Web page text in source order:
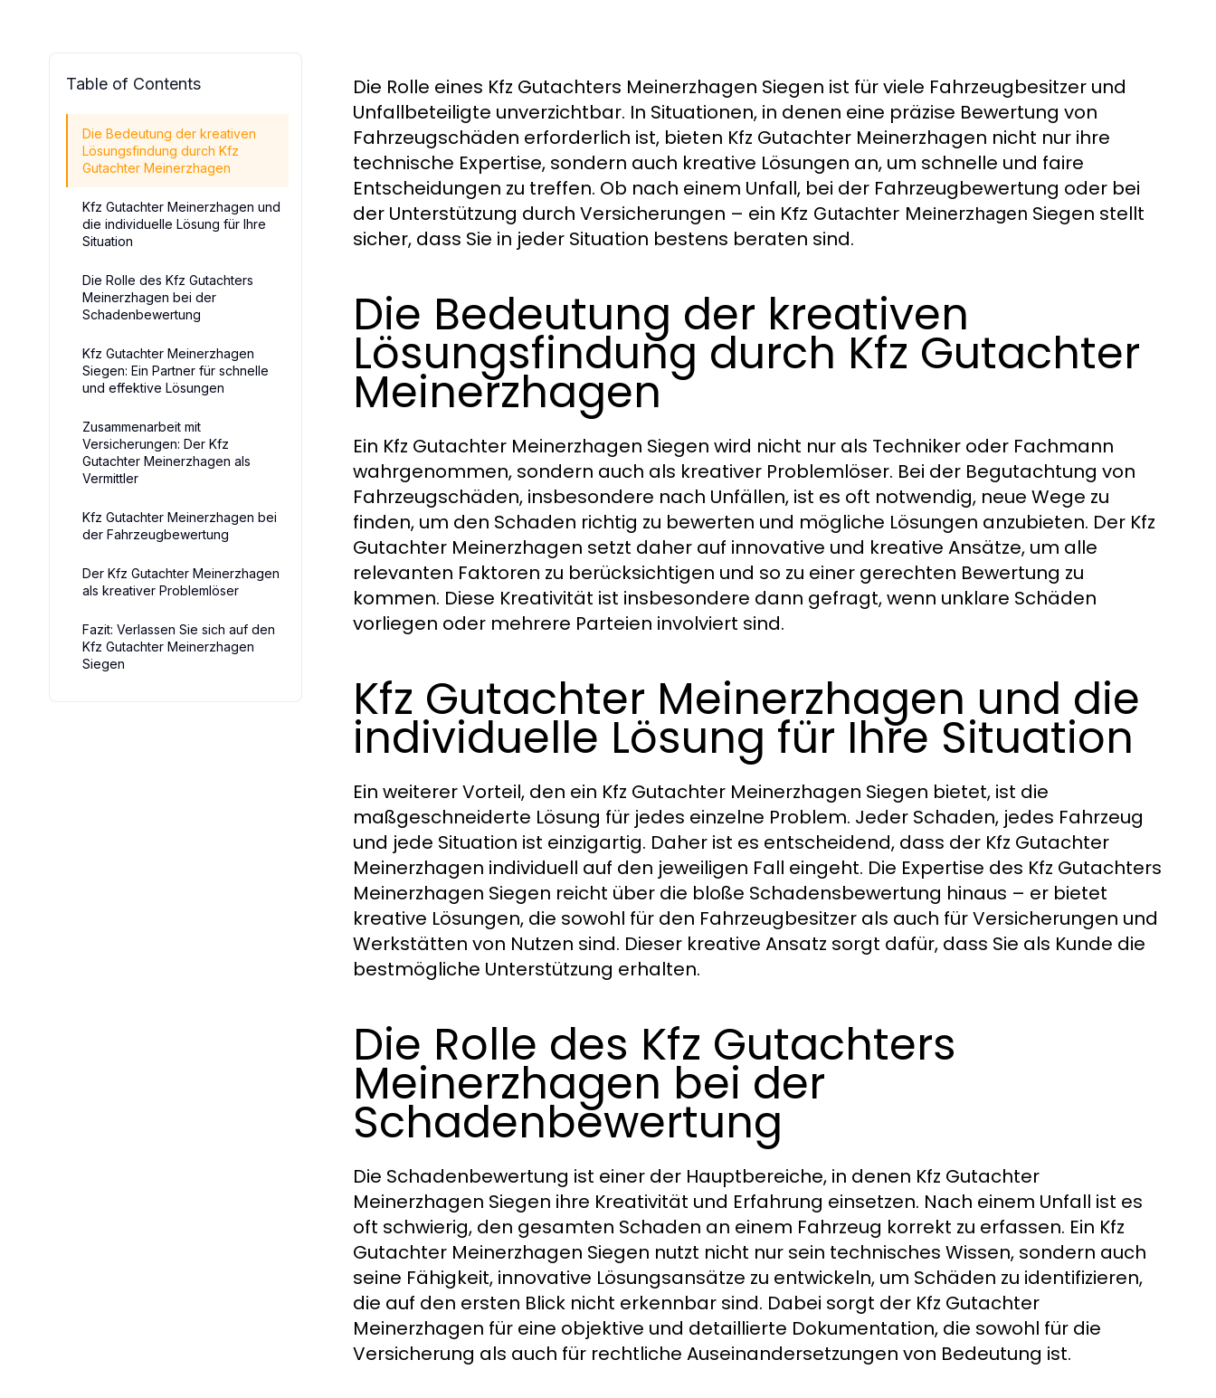
Table of Contents
Die Bedeutung der kreativen
Lösungsfindung durch Kfz
Gutachter Meinerzhagen
Kfz Gutachter Meinerzhagen und
die individuelle Lösung für Ihre
Situation
Die Rolle des Kfz Gutachters
Meinerzhagen bei der
Schadenbewertung
Kfz Gutachter Meinerzhagen
Siegen: Ein Partner für schnelle
und effektive Lösungen
Zusammenarbeit mit
Versicherungen: Der Kfz
Gutachter Meinerzhagen als
Vermittler
Kfz Gutachter Meinerzhagen bei
der Fahrzeugbewertung
Der Kfz Gutachter Meinerzhagen
als kreativer Problemlöser
Fazit: Verlassen Sie sich auf den
Kfz Gutachter Meinerzhagen
Siegen
Die Rolle eines Kfz Gutachters Meinerzhagen Siegen ist für viele Fahrzeugbesitzer und
Unfallbeteiligte unverzichtbar. In Situationen, in denen eine präzise Bewertung von
Fahrzeugschäden erforderlich ist, bieten Kfz Gutachter Meinerzhagen nicht nur ihre
technische Expertise, sondern auch kreative Lösungen an, um schnelle und faire
Entscheidungen zu treffen. Ob nach einem Unfall, bei der Fahrzeugbewertung oder bei
der Unterstützung durch Versicherungen – ein Kfz Gutachter Meinerzhagen Siegen stellt
sicher, dass Sie in jeder Situation bestens beraten sind.
Die Bedeutung der kreativen
Lösungsfindung durch Kfz Gutachter
Meinerzhagen
Ein Kfz Gutachter Meinerzhagen Siegen wird nicht nur als Techniker oder Fachmann
wahrgenommen, sondern auch als kreativer Problemlöser. Bei der Begutachtung von
Fahrzeugschäden, insbesondere nach Unfällen, ist es oft notwendig, neue Wege zu
finden, um den Schaden richtig zu bewerten und mögliche Lösungen anzubieten. Der Kfz
Gutachter Meinerzhagen setzt daher auf innovative und kreative Ansätze, um alle
relevanten Faktoren zu berücksichtigen und so zu einer gerechten Bewertung zu
kommen. Diese Kreativität ist insbesondere dann gefragt, wenn unklare Schäden
vorliegen oder mehrere Parteien involviert sind.
Kfz Gutachter Meinerzhagen und die
individuelle Lösung für Ihre Situation
Ein weiterer Vorteil, den ein Kfz Gutachter Meinerzhagen Siegen bietet, ist die
maßgeschneiderte Lösung für jedes einzelne Problem. Jeder Schaden, jedes Fahrzeug
und jede Situation ist einzigartig. Daher ist es entscheidend, dass der Kfz Gutachter
Meinerzhagen individuell auf den jeweiligen Fall eingeht. Die Expertise des Kfz Gutachters
Meinerzhagen Siegen reicht über die bloße Schadensbewertung hinaus – er bietet
kreative Lösungen, die sowohl für den Fahrzeugbesitzer als auch für Versicherungen und
Werkstätten von Nutzen sind. Dieser kreative Ansatz sorgt dafür, dass Sie als Kunde die
bestmögliche Unterstützung erhalten.
Die Rolle des Kfz Gutachters
Meinerzhagen bei der
Schadenbewertung
Die Schadenbewertung ist einer der Hauptbereiche, in denen Kfz Gutachter
Meinerzhagen Siegen ihre Kreativität und Erfahrung einsetzen. Nach einem Unfall ist es
oft schwierig, den gesamten Schaden an einem Fahrzeug korrekt zu erfassen. Ein Kfz
Gutachter Meinerzhagen Siegen nutzt nicht nur sein technisches Wissen, sondern auch
seine Fähigkeit, innovative Lösungsansätze zu entwickeln, um Schäden zu identifizieren,
die auf den ersten Blick nicht erkennbar sind. Dabei sorgt der Kfz Gutachter
Meinerzhagen für eine objektive und detaillierte Dokumentation, die sowohl für die
Versicherung als auch für rechtliche Auseinandersetzungen von Bedeutung ist.